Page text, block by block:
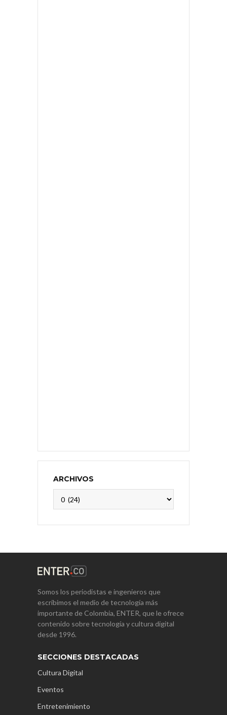
ARCHIVOS
Somos los periodistas e ingenieros que
escribimos el medio de tecnología más
importante de Colombia, ENTER, que le ofrece
contenido sobre tecnología y cultura digital
desde 1996.
SECCIONES DESTACADAS
Cultura Digital
Eventos
Entretenimiento